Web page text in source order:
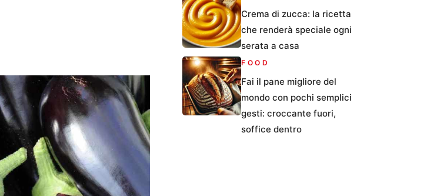
Crema di zucca: la ricetta
che renderà speciale ogni
serata a casa
FOOD
Fai il pane migliore del
mondo con pochi semplici
gesti: croccante fuori,
soffice dentro